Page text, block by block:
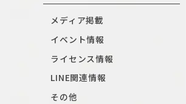
メディア掲載
イベント情報
ライセンス情報
LINE関連情報
その他